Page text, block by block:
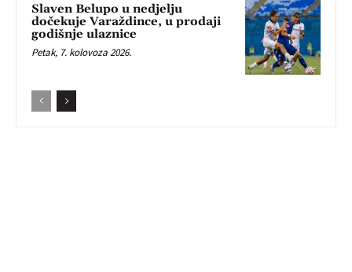
Slaven Belupo u nedjelju
dočekuje Varaždince, u prodaji
godišnje ulaznice
Petak, 7. kolovoza 2026.